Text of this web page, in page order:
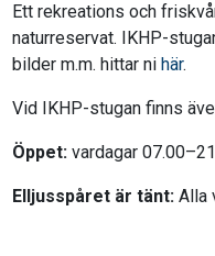
Ett rekreations och
naturreservat. IKHP-
bilder m.m. hittar ni här.
Vid IKHP-stugan finns
Öppet: vardagar
Elljusspåret är tänt: Alla